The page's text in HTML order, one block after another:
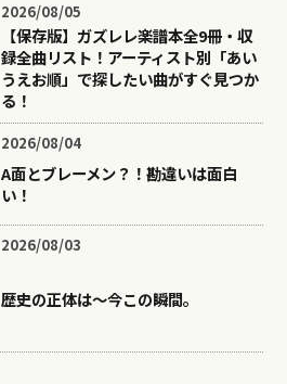
2026/08/05
【保存版】ガズレレ楽譜本全9冊・収
録全曲リスト！アーティスト別「あい
うえお順」で探したい曲がすぐ見つか
る！
2026/08/04
A面とブレーメン？！勘違いは面白
い！
2026/08/03
歴史の正体は〜今この瞬間。